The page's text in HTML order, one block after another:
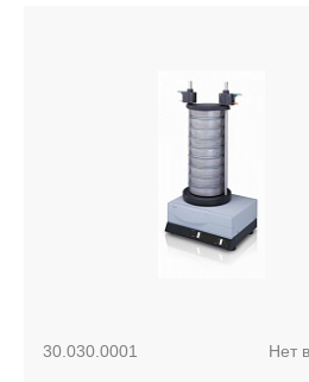
30.030.0001 Нет